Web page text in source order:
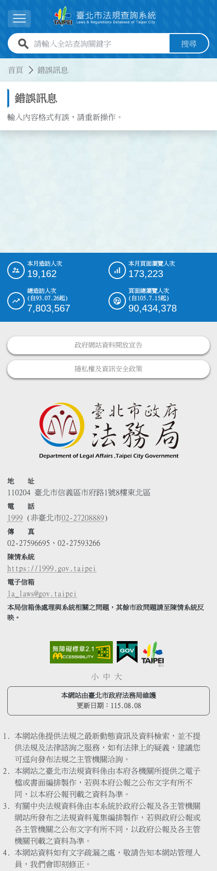
展開選單
全站查詢關鍵字欄位 搜尋
首頁 錯誤訊息
錯誤訊息
輸入內容格式有誤，請重新操作。
::: 本月造訪人次
19,162
本月頁面瀏覽人次
173,223
總造訪人次
(自93.07.26起)
7,803,567
頁面總瀏覽人次
(自105.7.15起)
90,434,378
政府網站資料開放宣告
隱私權及資訊安全政策
地 址
110204 臺北市信義區市府路1號8樓東北區
電 話
1999 (非臺北市02-27208889)
傳 真
02-27596695、02-27593266
陳情系統
https://1999.gov.taipei
電子信箱
la_laws@gov.taipei
本局信箱係處理與系統相關之問題，其餘市政問題請至陳情系統反
映。
小 中 大
本網站由臺北市政府法務局維護
更新日期： 115.08.08
本網站係提供法規之最新動態資訊及資料檢索，並不提
供法規及法律諮詢之服務，如有法律上的疑義，建議您
可逕向發布法規之主管機關洽詢。
本網站之臺北市法規資料係由本府各機關所提供之電子
檔或書面編排製作，若與本府公報之公布文字有所不
同，以本府公報刊載之資料為準。
有關中央法規資料係由本系統於政府公報及各主管機關
網站所發布之法規資料蒐集編排製作，若與政府公報或
各主管機關之公布文字有所不同，以政府公報及各主管
機關刊載之資料為準。
本網站資料如有文字疏漏之處，敬請告知本網站管理人
員，我們會即刻修正。